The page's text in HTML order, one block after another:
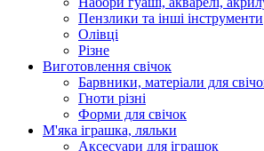
Пензлики та інші інструменти
Олівці
Різне
Виготовлення свічок
Барвники, матеріали для
Гноти різні
Форми для свічок
М'яка іграшка, ляльки
Аксесуари для іграшок